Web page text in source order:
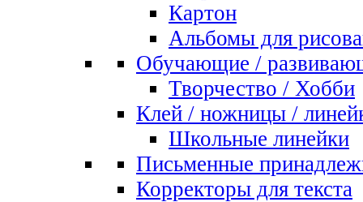
Картон
Альбомы для
Обучающие /
Творчество / Хобби
Клей / ножницы /
Школьные линейки
Письменные
Корректоры для текста